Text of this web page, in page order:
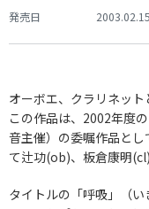
発売日
2003.02.15
オーボエ、クラリネッ
この作品は、2002年度
音主催）の委嘱作品と
て辻功(ob)、板倉康明
タイトルの「呼吸」（